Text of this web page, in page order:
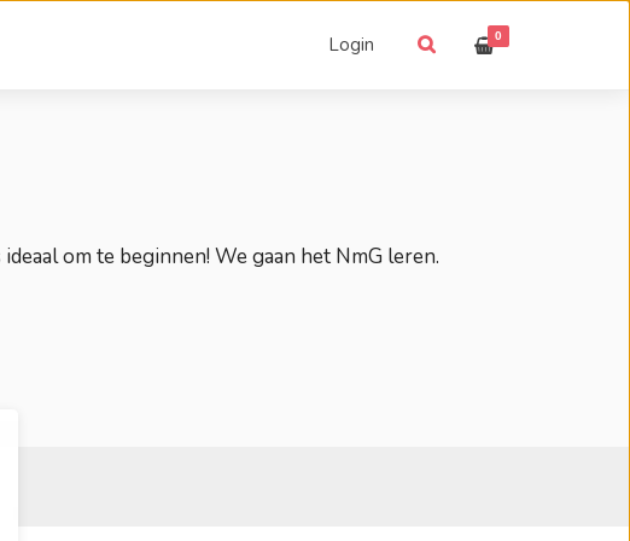
Login 0
om te beginnen! We gaan het NmG leren.